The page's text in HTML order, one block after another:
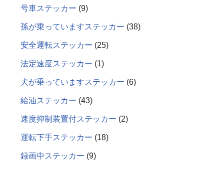
号車ステッカー 9
孫が乗っていますステッカー 38
安全運転ステッカー 25
法定速度ステッカー 1
犬が乗っていますステッカー 6
給油ステッカー 43
速度抑制装置付ステッカー 2
運転下手ステッカー 18
録画中ステッカー 9